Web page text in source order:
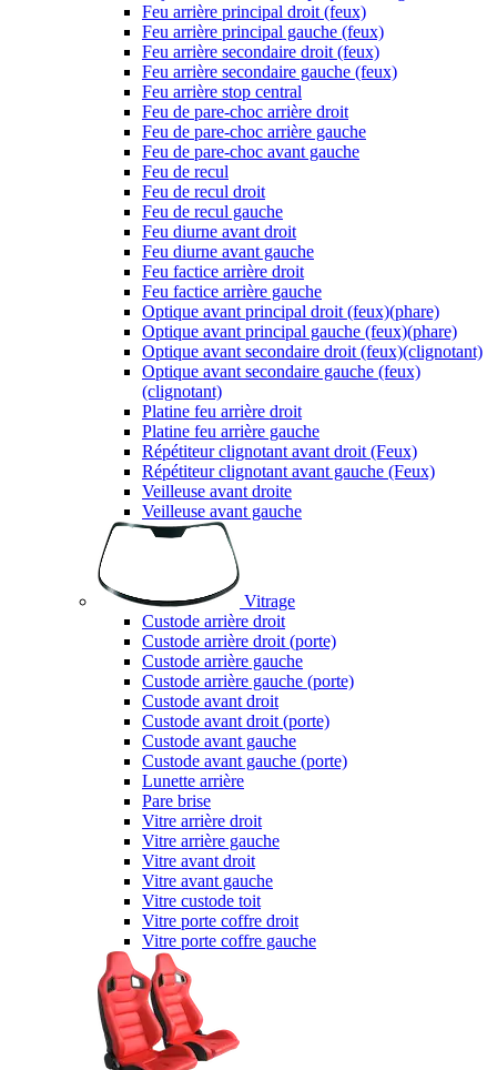
Feu arrière principal droit (feux)
Feu arrière principal gauche (feux)
Feu arrière secondaire droit (feux)
Feu arrière secondaire gauche (feux)
Feu arrière stop central
Feu de pare-choc arrière droit
Feu de pare-choc arrière gauche
Feu de pare-choc avant gauche
Feu de recul
Feu de recul droit
Feu de recul gauche
Feu diurne avant droit
Feu diurne avant gauche
Feu factice arrière droit
Feu factice arrière gauche
Optique avant principal droit (feux)(phare)
Optique avant principal gauche (feux)(phare)
Optique avant secondaire droit (feux)(clignotant)
Optique avant secondaire gauche (feux)
(clignotant)
Platine feu arrière droit
Platine feu arrière gauche
Répétiteur clignotant avant droit (Feux)
Répétiteur clignotant avant gauche (Feux)
Veilleuse avant droite
Veilleuse avant gauche
Vitrage
Custode arrière droit
Custode arrière droit (porte)
Custode arrière gauche
Custode arrière gauche (porte)
Custode avant droit
Custode avant droit (porte)
Custode avant gauche
Custode avant gauche (porte)
Lunette arrière
Pare brise
Vitre arrière droit
Vitre arrière gauche
Vitre avant droit
Vitre avant gauche
Vitre custode toit
Vitre porte coffre droit
Vitre porte coffre gauche